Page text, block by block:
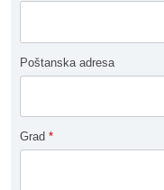
Poštanska adresa
Grad *